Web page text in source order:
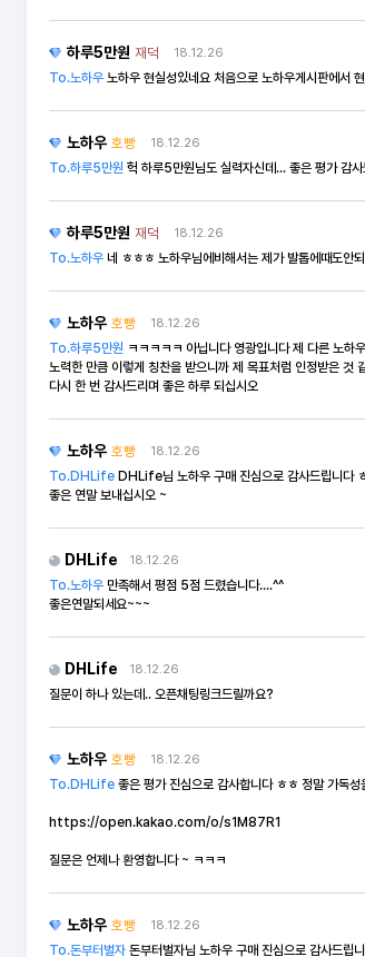
하루5만원 재덕
18.12.26
To.노하우 노하우 현실성있네요 처음으로 노하우게시판에서
노하우 호빵
18.12.26
To.하루5만원 헉 하루5만원님도 실력자신데... 좋은 평가 감
하루5만원 재덕
18.12.26
To.노하우 네 ㅎㅎㅎ 노하우님에비해서는 제가 발톱에때도안
노하우 호빵
18.12.26
To.하루5만원 ㅋㅋㅋㅋㅋ 아닙니다 영광입니다 제 다른 노하
노력한 만큼 이렇게 칭찬을 받으니까 제 목표처럼 인정받은 것
다시 한 번 감사드리며 좋은 하루 되십시오
노하우 호빵
18.12.26
To.DHLife DHLife님 노하우 구매 진심으로 감사드립니다
좋은 연말 보내십시오 ~
DHLife
18.12.26
To.노하우 만족해서 평점 5점 드렸습니다....^^
좋은연말되세요~~~
DHLife
18.12.26
질문이 하나 있는데.. 오픈채팅링크드릴까요?
노하우 호빵
18.12.26
To.DHLife 좋은 평가 진심으로 감사합니다 ㅎㅎ 정말 가독
https://open.kakao.com/o/s1M87R1
질문은 언제나 환영합니다 ~ ㅋㅋㅋ
노하우 호빵
18.12.26
To.돈부터벌자 돈부터벌자님 노하우 구매 진심으로 감사드립